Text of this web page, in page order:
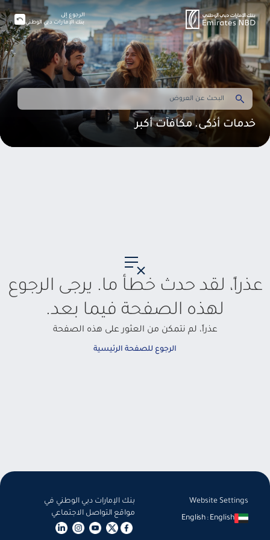
خدمات أذكى. مكافآت أكبر
الرجوع إلى
بنك الإمارات دبي الوطني
عذراً، لقد حدث خطأ ما. يرجى الرجوع
لهذه الصفحة فيما بعد.
عذراً، لم نتمكن من العثور على هذه الصفحة
الرجوع للصفحة الرئيسية
Website Settings
English
:
English
بنك الإمارات دبي الوطني في
مواقع التواصل الاجتماعي